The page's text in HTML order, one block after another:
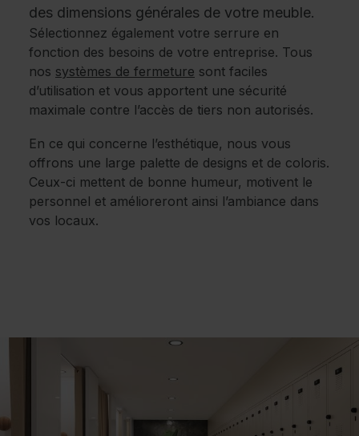
des dimensions générales de votre meuble.
Sélectionnez également votre serrure en
fonction des besoins de votre entreprise. Tous
nos systèmes de fermeture sont faciles
d’utilisation et vous apportent une sécurité
maximale contre l’accès de tiers non autorisés.
En ce qui concerne l’esthétique, nous vous
offrons une large palette de designs et de coloris.
Ceux-ci mettent de bonne humeur, motivent le
personnel et amélioreront ainsi l’ambiance dans
vos locaux.